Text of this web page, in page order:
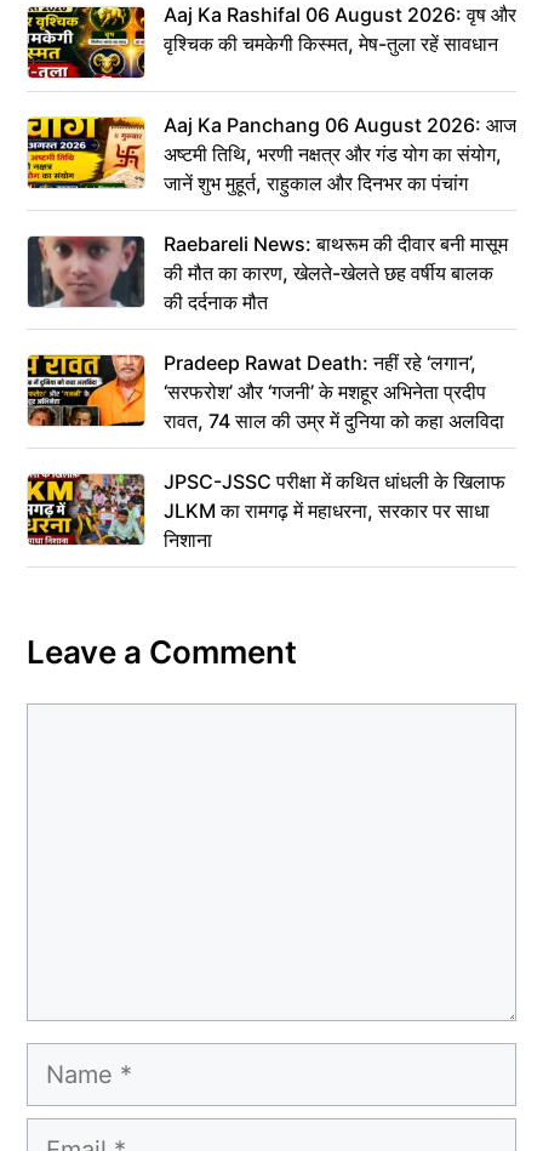
Aaj Ka Rashifal 06 August 2026: वृष और
वृश्चिक की चमकेगी किस्मत, मेष-तुला रहें सावधान
Aaj Ka Panchang 06 August 2026: आज
अष्टमी तिथि, भरणी नक्षत्र और गंड योग का संयोग,
जानें शुभ मुहूर्त, राहुकाल और दिनभर का पंचांग
Raebareli News: बाथरूम की दीवार बनी मासूम
की मौत का कारण, खेलते-खेलते छह वर्षीय बालक
की दर्दनाक मौत
Pradeep Rawat Death: नहीं रहे ‘लगान’,
‘सरफरोश’ और ‘गजनी’ के मशहूर अभिनेता प्रदीप
रावत, 74 साल की उम्र में दुनिया को कहा अलविदा
JPSC-JSSC परीक्षा में कथित धांधली के खिलाफ
JLKM का रामगढ़ में महाधरना, सरकार पर साधा
निशाना
Leave a Comment
Name
Email